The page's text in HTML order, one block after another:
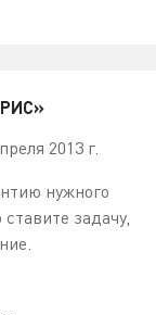
2013 г.
нужного
задачу,